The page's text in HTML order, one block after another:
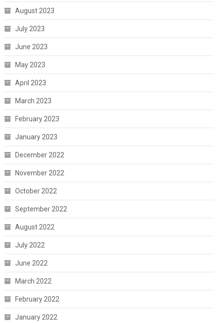
August 2023
July 2023
June 2023
May 2023
April 2023
March 2023
February 2023
January 2023
December 2022
November 2022
October 2022
September 2022
August 2022
July 2022
June 2022
March 2022
February 2022
January 2022